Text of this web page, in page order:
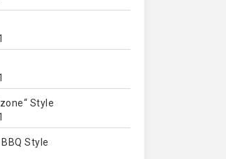
Style
Style